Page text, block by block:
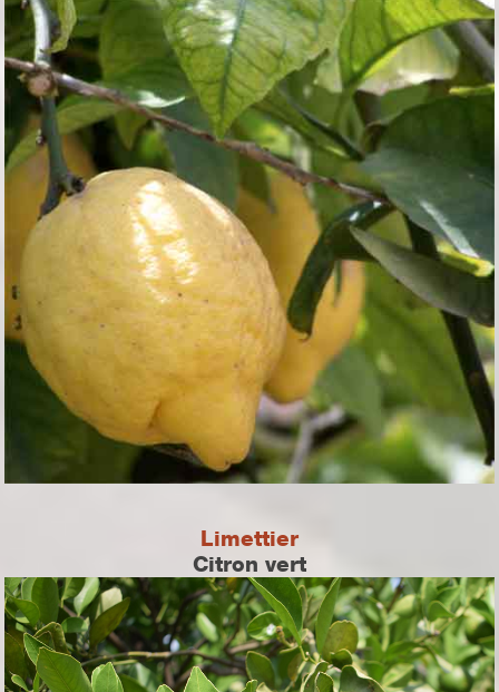
Limettier
Citron vert